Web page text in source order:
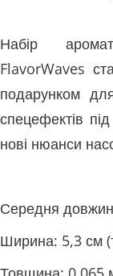
Набір
FlavorWaves
подарунком
спецефектів
нові нюанси
Середня
Ширина: 5,3 см